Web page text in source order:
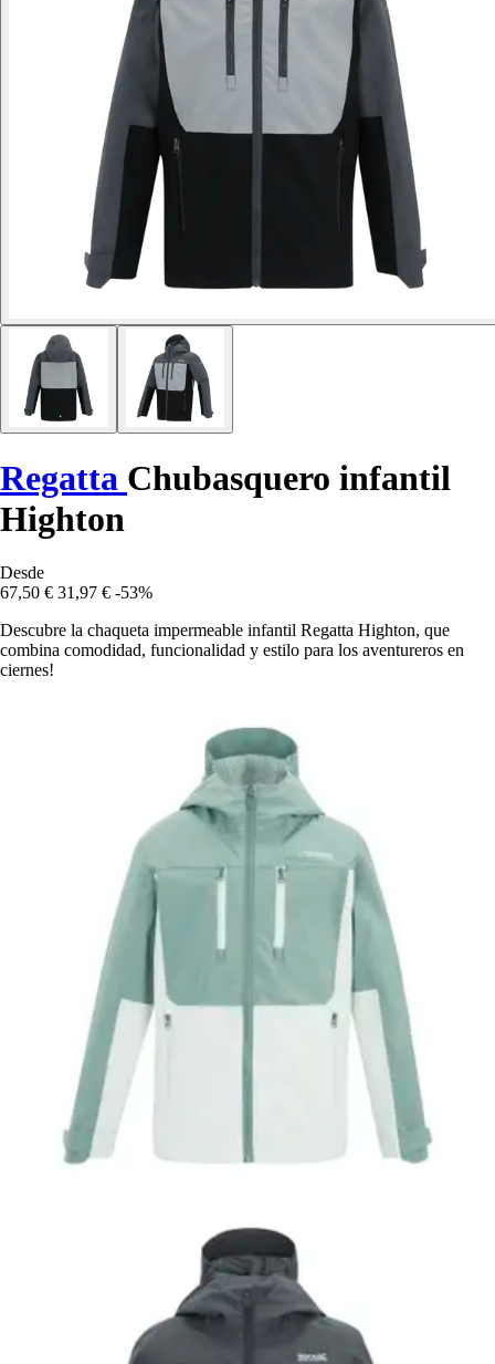
Regatta Chubasquero infantil
Highton
Desde
67,50 € 31,97 € -53%
Descubre la chaqueta impermeable infantil Regatta Highton, que
combina comodidad, funcionalidad y estilo para los aventureros en
ciernes!